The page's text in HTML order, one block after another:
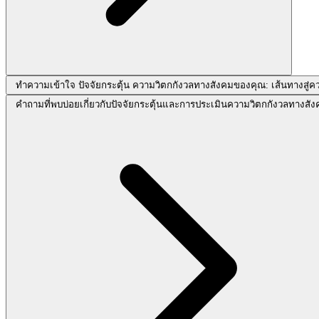
ทำความเข้าใจ ปัจจัยกระตุ้น ความวิตกกังวลทางสังคมของคุณ: เส้นทางสู่
คำถามที่พบบ่อยเกี่ยวกับปัจจัยกระตุ้นและการประเมินความวิตกกังวลทางสัง